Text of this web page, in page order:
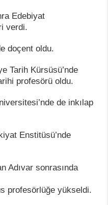
Edebiyat
verdi.
doçent oldu.
Tarih Kürsüsü’nde
profesörü oldu.
de inkılap
Enstitüsü’nde
Adıvar sonrasında
profesörlüğe yükseldi.